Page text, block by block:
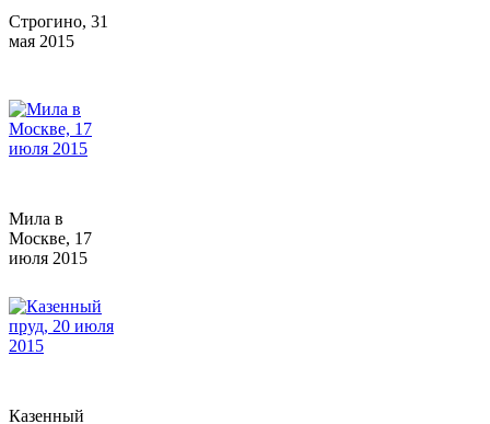
Строгино, 31
мая 2015
Мила в
Москве, 17
июля 2015
Казенный